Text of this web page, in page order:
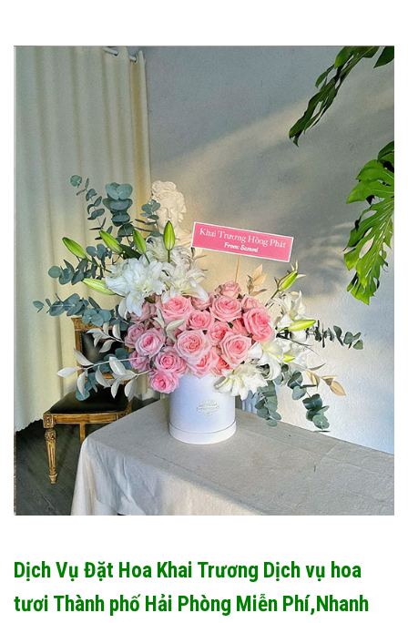
Dịch Vụ Đặt Hoa Khai Trương Dịch vụ hoa
tươi Thành phố Hải Phòng Miễn Phí,Nhanh